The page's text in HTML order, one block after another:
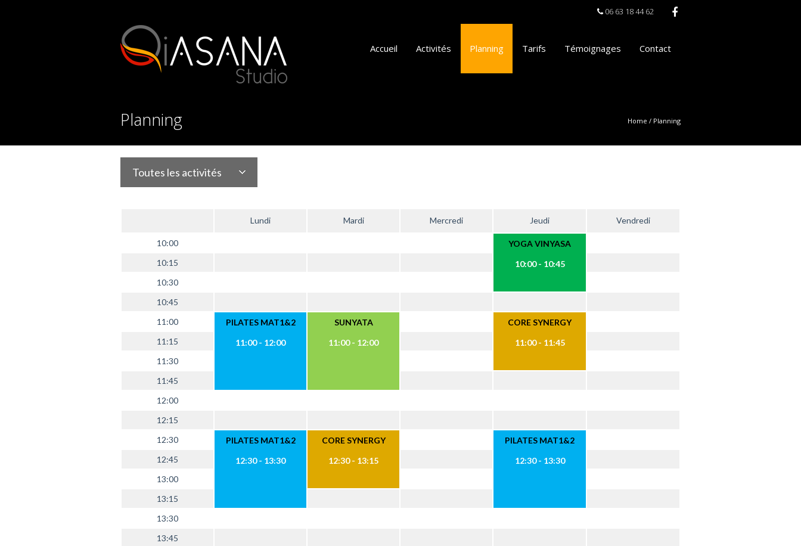
06 63 18 44 62
Accueil Activités Planning Tarifs Témoignages Contact
Planning Home / Planning
Toutes les activités
Lundi Mardi Mercredi Jeudi Vendredi
10:00
YOGA VINYASA
10:00 - 10:45
10:15
10:30
10:45
11:00
PILATES MAT1&2
11:00 - 12:00
SUNYATA
11:00 - 12:00
CORE SYNERGY
11:00 - 11:45
11:15
11:30
11:45
12:00
12:15
12:30
PILATES MAT1&2
12:30 - 13:30
CORE SYNERGY
12:30 - 13:15
PILATES MAT1&2
12:30 - 13:30
12:45
13:00
13:15
13:30
13:45